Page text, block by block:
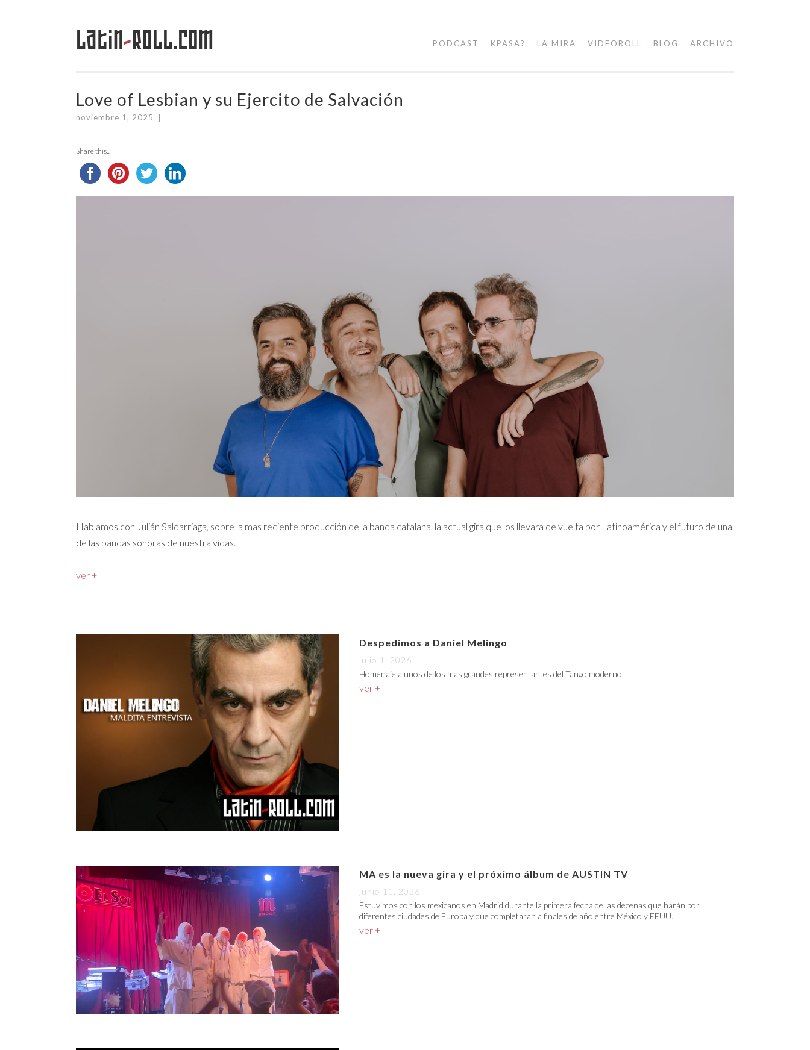
Saltar
Latin-Roll.com PODCAST KPASA? LA MIRA VIDEOROLL BLOG ARCHIVO
Love of Lesbian y su Ejercito de Salvación
noviembre 1, 2025
Share this...
Hablamos con Julián Saldarriaga, sobre la mas reciente producción de la banda catalana, la actual gira que los llevara de vuelta por Latinoamérica y el futuro de una
de las bandas sonoras de nuestra vidas.
ver +
Despedimos a Daniel Melingo
julio 1, 2026
Homenaje a unos de los mas grandes representantes del Tango moderno.
ver +
MA es la nueva gira y el próximo álbum de AUSTIN TV
junio 11, 2026
Estuvimos con los mexicanos en Madrid durante la primera fecha de las decenas que harán por
diferentes ciudades de Europa y que completaran a finales de año entre México y EEUU.
ver +